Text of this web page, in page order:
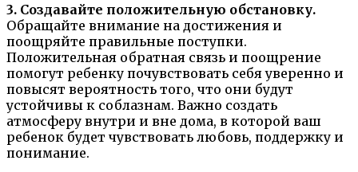
3. Создавайте положительную обстановку.
Обращайте внимание на достижения и
поощряйте правильные поступки.
Положительная обратная связь и поощрение
помогут ребенку почувствовать себя уверенно и
повысят вероятность того, что они будут
устойчивы к соблазнам. Важно создать
атмосферу внутри и вне дома, в которой ваш
ребенок будет чувствовать любовь, поддержку и
понимание.